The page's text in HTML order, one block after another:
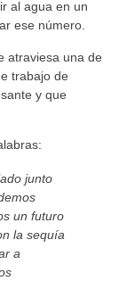
al agua en un
ese número.
atraviesa una de
trabajo de
y que
junto
un futuro
la sequía
a